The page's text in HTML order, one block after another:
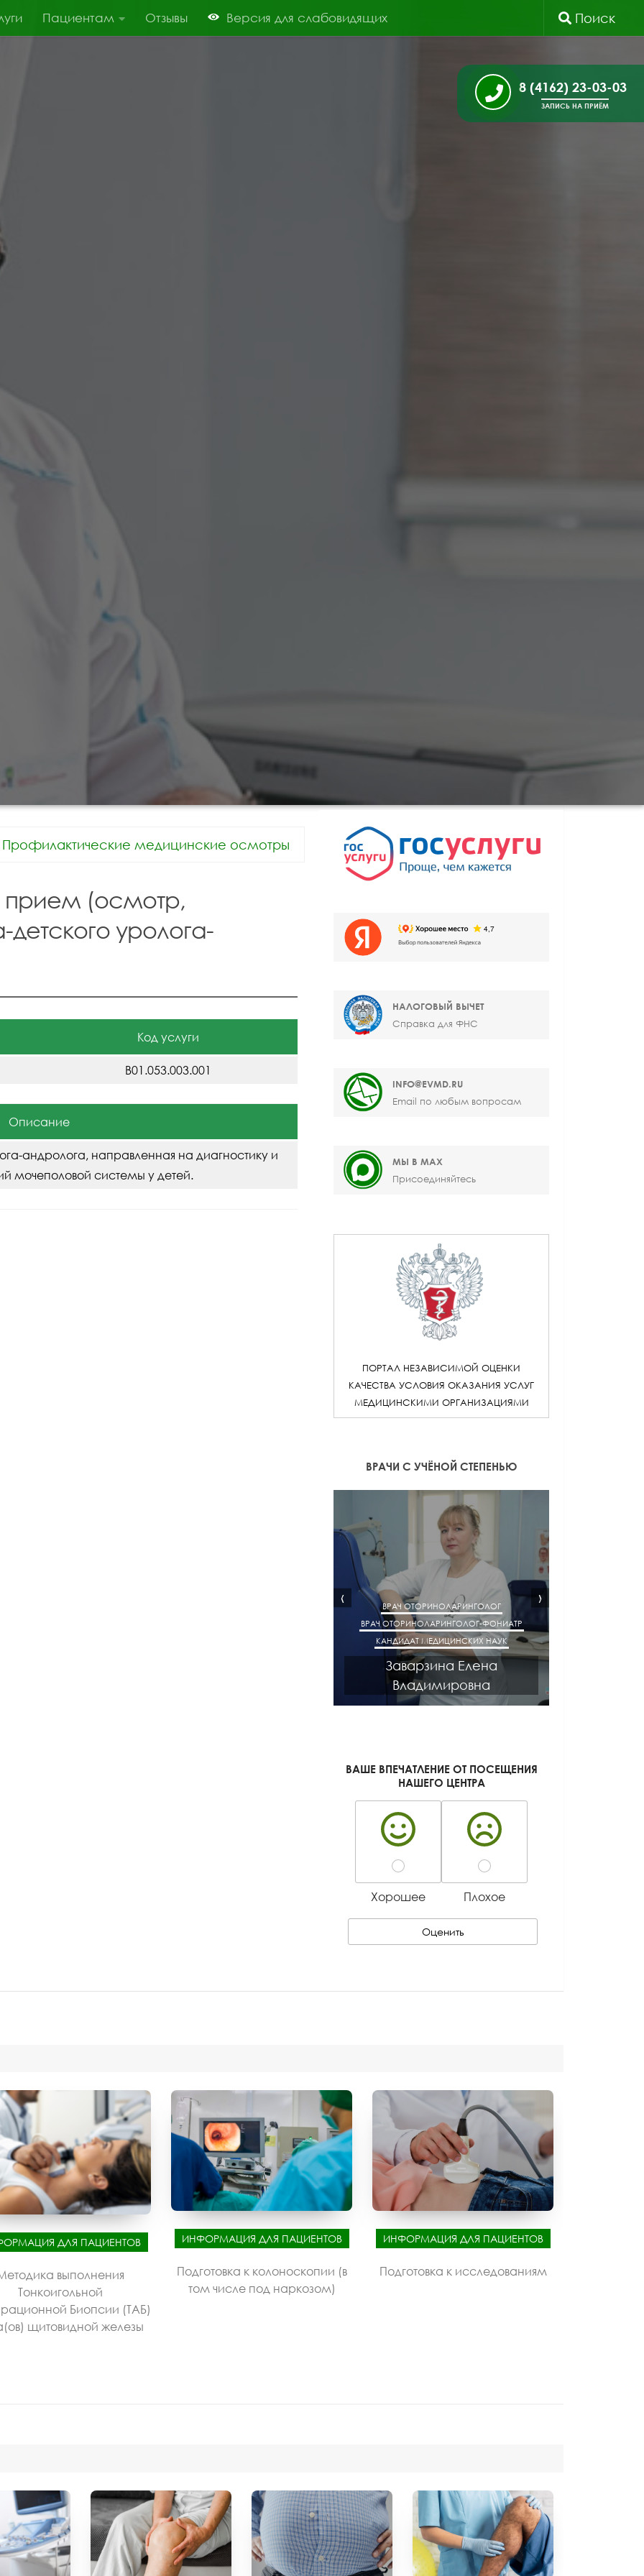
Пациентам Отзывы Версия для слабовидящих Поиск
8 (4162) 23-03-03
ЗАПИСЬ НА ПРИЁМ
Профилактические медицинские осмотры
прием (осмотр,
детского уролога-
Код услуги
B01.053.003.001
Описание
андролога, направленная на диагностику и
мочеполовой системы у детей.
НАЛОГОВЫЙ ВЫЧЕТ
Справка для ФНС
INFO@EVMD.RU
Email по любым вопросам
МЫ В MAX
Присоединяйтесь
ПОРТАЛ НЕЗАВИСИМОЙ ОЦЕНКИ
КАЧЕСТВА УСЛОВИЯ ОКАЗАНИЯ УСЛУГ
МЕДИЦИНСКИМИ ОРГАНИЗАЦИЯМИ
ВРАЧИ С УЧЁНОЙ СТЕПЕНЬЮ
ВРАЧ ОТОРИНОЛАРИНГОЛОГ
ВРАЧ ОТОРИНОЛАРИНГОЛОГ-ФОНИАТР
КАНДИДАТ МЕДИЦИНСКИХ НАУК
Заварзина Елена
Владимировна
‹ ›
ВАШЕ ВПЕЧАТЛЕНИЕ ОТ ПОСЕЩЕНИЯ
НАШЕГО ЦЕНТРА
Хорошее Плохое
Оценить
ДЛЯ ПАЦИЕНТОВ
выполнения
Тонкоигольной
Биопсии (ТАБ)
щитовидной железы
ИНФОРМАЦИЯ ДЛЯ ПАЦИЕНТОВ
Подготовка к колоноскопии (в
том числе под наркозом)
ИНФОРМАЦИЯ ДЛЯ ПАЦИЕНТОВ
Подготовка к исследованиям